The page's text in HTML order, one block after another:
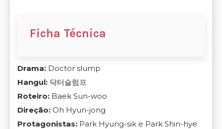
Ficha Técnica
Drama: Doctor slump
Hangul: 닥터슬럼프
Roteiro: Baek Sun-woo
Direção: Oh Hyun-jong
Protagonistas: Park Hyung-sik e Park Shin-hye